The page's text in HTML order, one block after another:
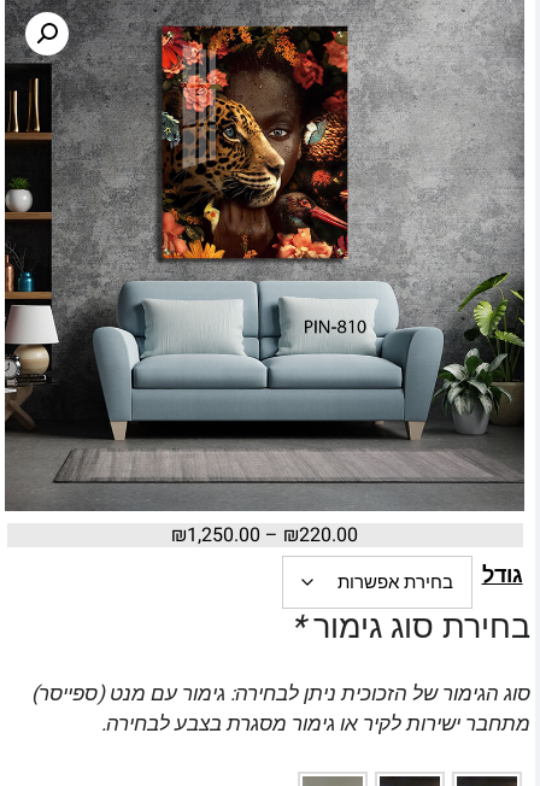
₪220.00
–
₪1,250.00
גודל
בחירת סוג גימור*
סוג הגימור של הזכוכית ניתן לבחירה: גימור עם מנט (ספייסר)
מתחבר ישירות לקיר או גימור מסגרת בצבע לבחירה.